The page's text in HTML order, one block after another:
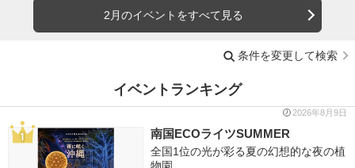
2月のイベントをすべて見る
条件を変更して検索
イベントランキング
2026年8月9日
南国ECOライツSUMMER
全国1位の光が彩る夏の幻想的な夜の植